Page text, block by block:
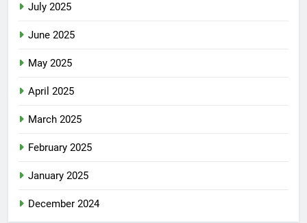
July 2025
June 2025
May 2025
April 2025
March 2025
February 2025
January 2025
December 2024